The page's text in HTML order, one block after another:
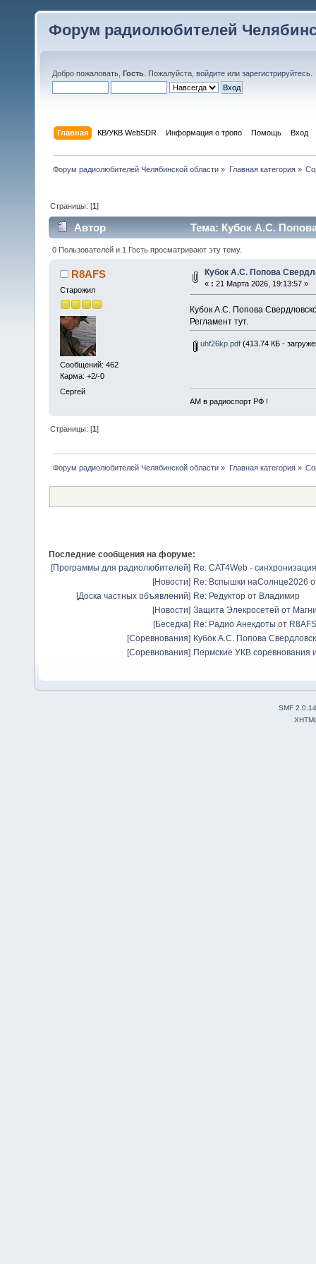
Форум радиолюбителей
Добро пожаловать, Гость . Пожалуйста, войдите или зарегистрируйтесь
Главная КВ/УКВ WebSDR Информация о тропо Помощь Вход
Форум радиолюбителей Челябинской области » Главная категория»
Страницы: [1]
Автор Тема: Кубок А.С.
0 Пользователей и 1 Гость просматривают эту тему.
R8AFS
Старожил
Сообщений: 462
Карма: +2/-0
Сергей
Кубок А.С. Попова
« : 21 Марта 2026, 19:13:57 »
Кубок А.С. Попова
Регламент тут.
uhf26kp.pdf(413.74 КБ -
АМ в радиоспорт РФ !
Страницы: [1]
Форум радиолюбителей Челябинской области » Главная категория»
Последние сообщения на форуме:
[Программы для радиолюбителей] Re: CAT4Web -
[Новости] Re: Вспышки наСолнце2026
[Доска частных объявлений] Re: Редуктор от Владимир
[Новости] Защита Элекросетей от
[Беседка] Re: Радио Анекдоты от R8AFS
[Соревнования] Кубок А.С. Попова
[Соревнования] Пермские УКВ соревнования
SMF 2.0.14